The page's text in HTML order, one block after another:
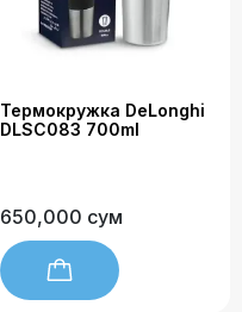
Термокружка DeLonghi
DLSC083 700ml
650,000 сум